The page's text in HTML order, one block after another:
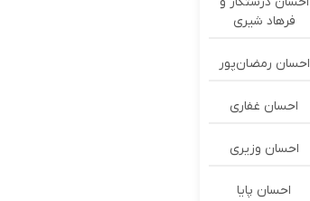
فرهاد شيرى
احسان رمضان‌پور
احسان غفاری
احسان وزیری
احسان پایا